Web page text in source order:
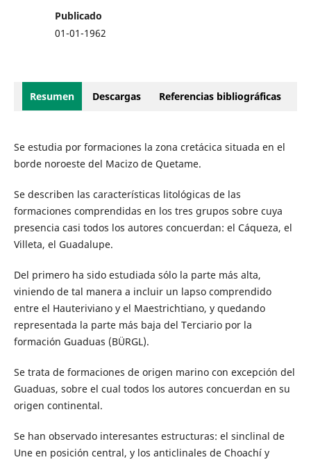
Publicado
01-01-1962
Resumen Descargas Referencias bibliográficas
Se estudia por formaciones la zona cretácica situada en el
borde noroeste del Macizo de Quetame.
Se describen las características litológicas de las
formaciones comprendidas en los tres grupos sobre cuya
presencia casi todos los autores concuerdan: el Cáqueza, el
Villeta, el Guadalupe.
Del primero ha sido estudiada sólo la parte más alta,
viniendo de tal manera a incluir un lapso comprendido
entre el Hauteriviano y el Maestrichtiano, y quedando
representada la parte más baja del Terciario por la
formación Guaduas (BÜRGL).
Se trata de formaciones de origen marino con excepción del
Guaduas, sobre el cual todos los autores concuerdan en su
origen continental.
Se han observado interesantes estructuras: el sinclinal de
Une en posición central, y los anticlinales de Choachí y